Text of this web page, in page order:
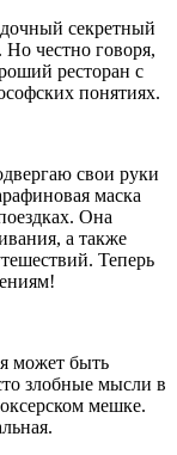
секретный
честно говоря,
ресторан с
понятиях.
свои руки
маска
Она
а также
Теперь
может быть
злобные мысли в
мешке.